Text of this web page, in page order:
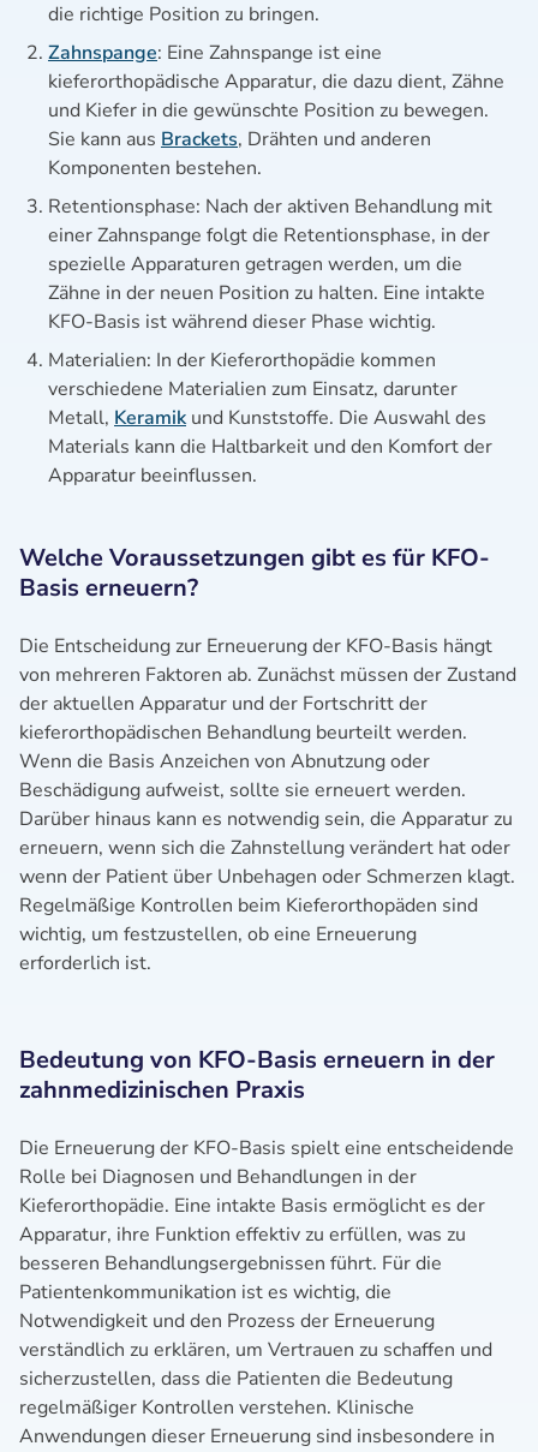
die richtige Position zu bringen.
Zahnspange: Eine Zahnspange ist eine
kieferorthopädische Apparatur, die dazu dient, Zähne
und Kiefer in die gewünschte Position zu bewegen.
Sie kann aus Brackets, Drähten und anderen
Komponenten bestehen.
Retentionsphase: Nach der aktiven Behandlung mit
einer Zahnspange folgt die Retentionsphase, in der
spezielle Apparaturen getragen werden, um die
Zähne in der neuen Position zu halten. Eine intakte
KFO-Basis ist während dieser Phase wichtig.
Materialien: In der Kieferorthopädie kommen
verschiedene Materialien zum Einsatz, darunter
Metall, Keramikund Kunststoffe. Die Auswahl des
Materials kann die Haltbarkeit und den Komfort der
Apparatur beeinflussen.
Welche Voraussetzungen gibt es für KFO-
Basis erneuern?
Die Entscheidung zur Erneuerung der KFO-Basis hängt
von mehreren Faktoren ab. Zunächst müssen der Zustand
der aktuellen Apparatur und der Fortschritt der
kieferorthopädischen Behandlung beurteilt werden.
Wenn die Basis Anzeichen von Abnutzung oder
Beschädigung aufweist, sollte sie erneuert werden.
Darüber hinaus kann es notwendig sein, die Apparatur zu
erneuern, wenn sich die Zahnstellung verändert hat oder
wenn der Patient über Unbehagen oder Schmerzen klagt.
Regelmäßige Kontrollen beim Kieferorthopäden sind
wichtig, um festzustellen, ob eine Erneuerung
erforderlich ist.
Bedeutung von KFO-Basis erneuern in der
zahnmedizinischen Praxis
Die Erneuerung der KFO-Basis spielt eine entscheidende
Rolle bei Diagnosen und Behandlungen in der
Kieferorthopädie. Eine intakte Basis ermöglicht es der
Apparatur, ihre Funktion effektiv zu erfüllen, was zu
besseren Behandlungsergebnissen führt. Für die
Patientenkommunikation ist es wichtig, die
Notwendigkeit und den Prozess der Erneuerung
verständlich zu erklären, um Vertrauen zu schaffen und
sicherzustellen, dass die Patienten die Bedeutung
regelmäßiger Kontrollen verstehen. Klinische
Anwendungen dieser Erneuerung sind insbesondere in